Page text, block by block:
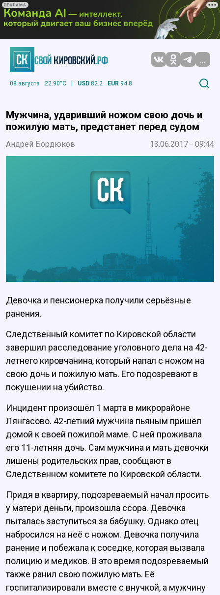
РЕКЛАМА
...
08 августа 22.90°C | USD 82.2 EUR 94.8
Мужчина, ударивший ножом свою дочь и
пожилую мать, предстанет перед судом
Андрей Бордюков 13.06.2017 - 09:44
Девочка и пенсионерка получили серьёзные
ранения.
Следственный комитет по Кировской области
завершил расследование уголовного дела на 42-
летнего кировчанина, который напал с ножом на
свою дочь и пожилую мать. Его подозревают в
покушении на убийство.
Инцидент произошёл 1 марта в микрорайоне
Лянгасово. 42-летний мужчина пьяным пришёл
домой к своей пожилой маме. С ней проживала
его 11-летняя дочь. Сам мужчина и мать девочки
лишены родительских прав, сообщают в
Следственном комитете по Кировской области.
Придя в квартиру, подозреваемый начал просить
у матери деньги, произошла ссора. Девочка
пыталась заступиться за бабушку. Однако отец
набросился на неё с ножом. Девочка получила
ранение и побежала к соседке, которая вызвала
полицию и медиков. В это время подозреваемый
также ранил свою пожилую мать. Её
госпитализировали вместе с внучкой, а мужчину